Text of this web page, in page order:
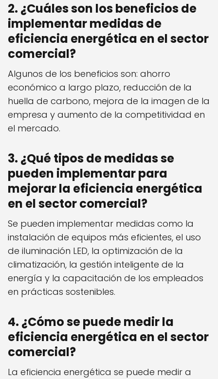
2. ¿Cuáles son los beneficios de
implementar medidas de
eficiencia energética en el sector
comercial?
Algunos de los beneficios son: ahorro
económico a largo plazo, reducción de la
huella de carbono, mejora de la imagen de la
empresa y aumento de la competitividad en
el mercado.
3. ¿Qué tipos de medidas se
pueden implementar para
mejorar la eficiencia energética
en el sector comercial?
Se pueden implementar medidas como la
instalación de equipos más eficientes, el uso
de iluminación LED, la optimización de la
climatización, la gestión inteligente de la
energía y la capacitación de los empleados
en prácticas sostenibles.
4. ¿Cómo se puede medir la
eficiencia energética en el sector
comercial?
La eficiencia energética se puede medir a